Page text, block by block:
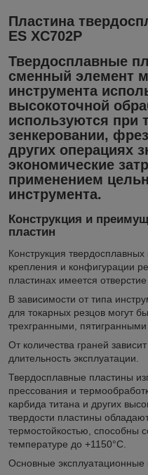
Пластина
ES XC702P
Твердосплавные
сменный элемент
инструмента
высокоточной
используются при
зенкеровании,
других операциях
экономические
применением
инструмента.
Конструкция и
пластин
Конструкция
крепления и конфигурации
пластинах имеется
В зависимости от типа
для токарных резцов могут
трехгранными, пятигранными
От количества граней
длительность эксплуатации.
Твердосплавные пластины
прессования и
карбида титана и других
твердости пластины
термостойкостью, способны
температуре до +1150°С.
Основные